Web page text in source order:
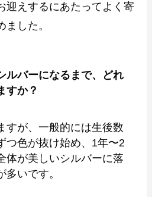
迎えするにあたってよく寄
した。
ルバーになるまで、どれ
すか？
すが、一般的には生後数
つ色が抜け始め、1年〜2
体が美しいシルバーに落
多いです。